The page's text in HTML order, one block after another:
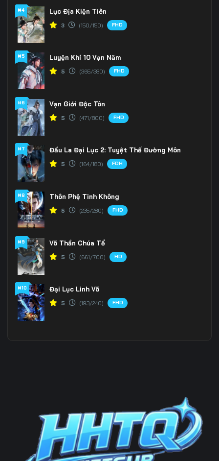
#4 Lục Địa Kiện Tiên
3 (150/150) FHD
#5 Luyện Khí 10 Vạn Năm
5 (365/380) FHD
#6 Vạn Giới Độc Tôn
5 (471/800) FHD
#7 Đấu La Đại Lục 2: Tuyệt Thế Đường Môn
5 (164/180) FDH
#8 Thôn Phệ Tinh Không
5 (235/280) FHD
#9 Võ Thần Chúa Tể
5 (661/700) HD
#10 Đại Lục Linh Võ
5 (193/240) FHD